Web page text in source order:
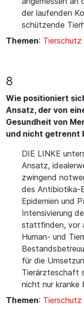
der laufenden
schützende
Themen: Tierschutz
8
Wie positioniert
Ansatz, der von
Gesundheit von
und nicht getrennt
DIE LINKE
Ansatz,
zwingend
des Antibiotika-
Epidemien und
Intensivierung
stattfinden, vor
Human- und
für die
Tierärzteschaft
nicht nur kranke
Themen: Tierschutz